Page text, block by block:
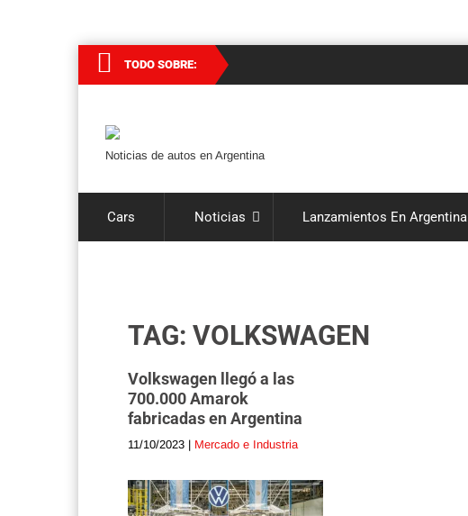
TODO SOBRE:
Noticias de autos en Argentina
Cars Noticias Lanzamientos En Argentina
TAG: VOLKSWAGEN
Volkswagen llegó a las
700.000 Amarok
fabricadas en Argentina
11/10/2023 | Mercado e Industria